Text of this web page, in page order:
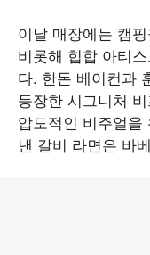
이날 매장에는 캠
비롯해 힙합 아티
다. 한돈 베이컨과
등장한 시그니처
압도적인 비주얼을
낸 갈비 라면은 바